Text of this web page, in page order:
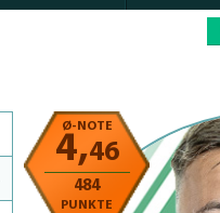
Ø-NOTE
4,46
484
PUNKTE